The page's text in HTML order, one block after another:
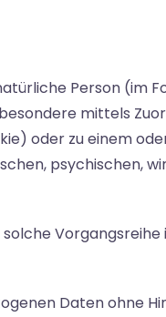
Person (im
mittels
oder zu einem
psychischen,
Daten ohne